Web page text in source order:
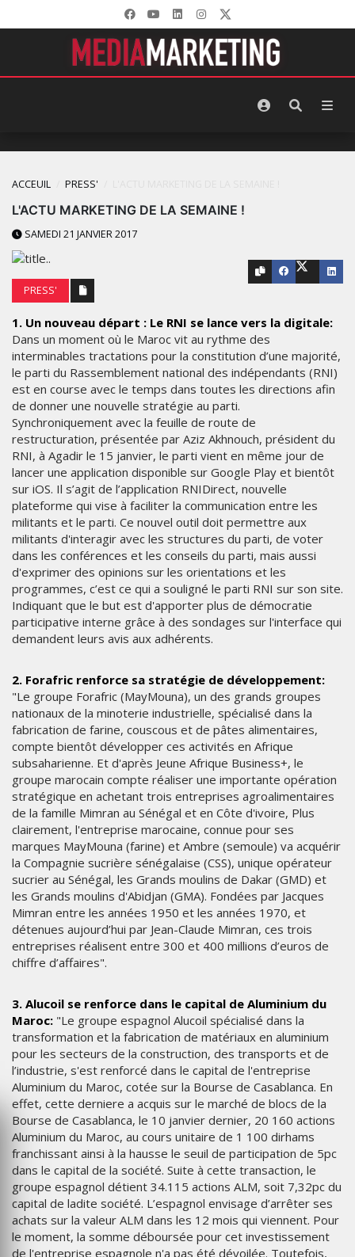
ACCEUIL PRESS'
L'ACTU MARKETING DE LA SEMAINE !
SAMEDI 21 JANVIER 2017
PRESS'
1. Un nouveau départ : Le RNI se lance vers la digitale:
Dans un moment où le Maroc vit au rythme des
interminables tractations pour la constitution d’une majorité,
le parti du Rassemblement national des indépendants (RNI)
est en course avec le temps dans toutes les directions afin
de donner une nouvelle stratégie au parti.
Synchroniquement avec la feuille de route de
restructuration, présentée par Aziz Akhnouch, président du
RNI, à Agadir le 15 janvier, le parti vient en même jour de
lancer une application disponible sur Google Play et bientôt
sur iOS. Il s’agit de l’application RNIDirect, nouvelle
plateforme qui vise à faciliter la communication entre les
militants et le parti. Ce nouvel outil doit permettre aux
militants d'interagir avec les structures du parti, de voter
dans les conférences et les conseils du parti, mais aussi
d'exprimer des opinions sur les orientations et les
programmes, c’est ce qui a souligné le parti RNI sur son site.
Indiquant que le but est d'apporter plus de démocratie
participative interne grâce à des sondages sur l'interface qui
demandent leurs avis aux adhérents.
2. Forafric renforce sa stratégie de développement:
"Le groupe Forafric (MayMouna), un des grands groupes
nationaux de la minoterie industrielle, spécialisé dans la
fabrication de farine, couscous et de pâtes alimentaires,
compte bientôt développer ces activités en Afrique
subsaharienne. Et d'après Jeune Afrique Business+, le
groupe marocain compte réaliser une importante opération
stratégique en achetant trois entreprises agroalimentaires
de la famille Mimran au Sénégal et en Côte d'ivoire, Plus
clairement, l'entreprise marocaine, connue pour ses
marques MayMouna (farine) et Ambre (semoule) va acquérir
la Compagnie sucrière sénégalaise (CSS), unique opérateur
sucrier au Sénégal, les Grands moulins de Dakar (GMD) et
les Grands moulins d'Abidjan (GMA). Fondées par Jacques
Mimran entre les années 1950 et les années 1970, et
détenues aujourd’hui par Jean-Claude Mimran, ces trois
entreprises réalisent entre 300 et 400 millions d’euros de
chiffre d’affaires".
3. Alucoil se renforce dans le capital de Aluminium du
Maroc: "Le groupe espagnol Alucoil spécialisé dans la
transformation et la fabrication de matériaux en aluminium
pour les secteurs de la construction, des transports et de
l’industrie, s'est renforcé dans le capital de l'entreprise
Aluminium du Maroc, cotée sur la Bourse de Casablanca. En
effet, cette derniere a acquis sur le marché de blocs de la
Bourse de Casablanca, le 10 janvier dernier, 20 160 actions
Aluminium du Maroc, au cours unitaire de 1 100 dirhams
franchissant ainsi à la hausse le seuil de participation de 5pc
dans le capital de la société. Suite à cette transaction, le
groupe espagnol détient 34.115 actions ALM, soit 7,32pc du
capital de ladite société. L’espagnol envisage d’arrêter ses
achats sur la valeur ALM dans les 12 mois qui viennent. Pour
le moment, la somme déboursée pour cet investissement
de l'entreprise espagnole n'a pas été dévoilée. Toutefois,